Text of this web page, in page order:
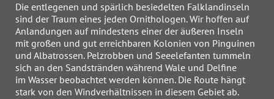
Die entlegenen und spärlich besiedelten Falklandinseln
sind der Traum eines jeden Ornithologen. Wir hoffen auf
Anlandungen auf mindestens einer der äußeren Inseln
mit großen und gut erreichbaren Kolonien von Pinguinen
und Albatrossen. Pelzrobben und Seeelefanten tummeln
sich an den Sandstränden während Wale und Delfine
im Wasser beobachtet werden können. Die Route hängt
stark von den Windverhältnissen in diesem Gebiet ab.